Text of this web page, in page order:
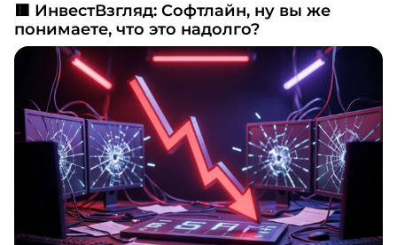
🟥 ИнвестВзгляд: Софтлайн, ну вы же
понимаете, что это надолго?